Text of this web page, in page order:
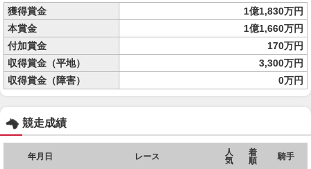
獲得賞金
1億1,830万円
本賞金
1億1,660万円
付加賞金
170万円
収得賞金（平地）
3,300万円
収得賞金（障害）
0万円
競走成績
年月日 レース
人
気
着
順
騎手